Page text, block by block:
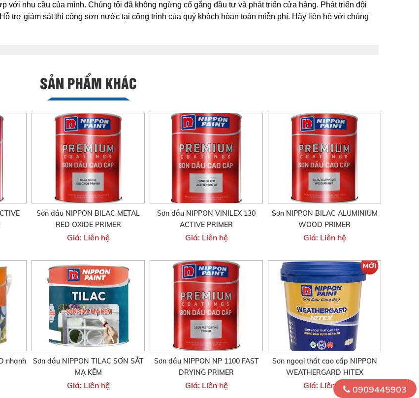
với nhu cầu của mình. Chúng tôi đã không ngừng cố gắng đầu tư và phát triển cửa hàng. Phát triển đội
trợ giám sát thi công sơn nước tại công trình của quý khách hòan toàn miễn phí. Hãy liên hệ với chúng
SẢN PHẨM KHÁC
Sơn dầu NIPPON BILAC METAL
RED OXIDE PRIMER
Giá: Liên hệ
Sơn dầu NIPPON VINILEX 130
ACTIVE PRIMER
Giá: Liên hệ
Sơn NIPPON BILAC ALUMINIUM
WOOD PRIMER
Giá: Liên hệ
nhanh
Sơn dầu NIPPON TILAC SƠN SẮT
MẠ KẼM
Giá: Liên hệ
Sơn dầu NIPPON NP 1100 FAST
DRYING PRIMER
Giá: Liên hệ
Sơn ngoại thất cao cấp NIPPON
WEATHERGARD HITEX
Giá: Liên hệ 0909445903